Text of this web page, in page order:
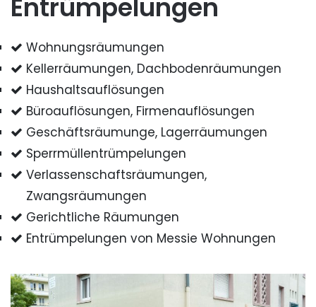
Entrümpelungen
Wohnungsräumungen
Kellerräumungen, Dachbodenräumungen
Haushaltsauflösungen
Büroauflösungen, Firmenauflösungen
Geschäftsräumunge, Lagerräumungen
Sperrmüllentrümpelungen
Verlassenschaftsräumungen,
Zwangsräumungen
Gerichtliche Räumungen
Entrümpelungen von Messie Wohnungen